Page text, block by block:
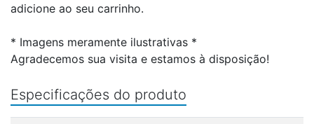
adicione ao seu carrinho.
* Imagens meramente ilustrativas *
Agradecemos sua visita e estamos à disposição!
Especificações do produto